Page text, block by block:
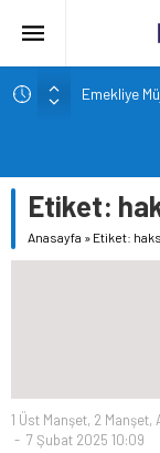
Emekliye
Bakan
Altın
TOKİ 51
çıkarıyor.
İçişleri
Etiket:
Anasayfa » Etiket:
1 Üst Manşet, 2 Manşet,
7 Şubat 2025 10:09